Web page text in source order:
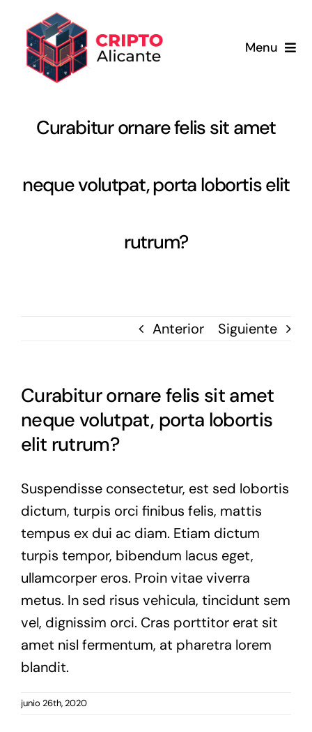
contenido
Menu
Servicios
Curabitur ornare felis sit amet
neque volutpat, porta lobortis elit
rutrum?
Anterior Siguiente
Curabitur ornare felis sit amet
neque volutpat, porta lobortis
elit rutrum?
Suspendisse consectetur, est sed lobortis
dictum, turpis orci finibus felis, mattis
tempus ex dui ac diam. Etiam dictum
turpis tempor, bibendum lacus eget,
ullamcorper eros. Proin vitae viverra
metus. In sed risus vehicula, tincidunt sem
vel, dignissim orci. Cras porttitor erat sit
amet nisl fermentum, at pharetra lorem
blandit.
junio 26th, 2020